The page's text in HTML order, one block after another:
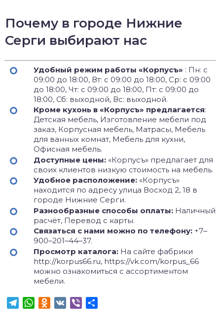
Почему в городе Нижние
Серги выбирают нас
Удобный режим работы «Корпусъ» : Пн: с
09:00 до 18:00, Вт: с 09:00 до 18:00, Ср: с 09:00
до 18:00, Чт: с 09:00 до 18:00, Пт: с 09:00 до
18:00, Сб: выходной, Вс: выходной.
Кроме кухонь в «Корпусъ» предлагается:
Детская мебель, Изготовление мебели под
заказ, Корпусная мебель, Матрасы, Мебель
для ванных комнат, Мебель для кухни,
Офисная мебель.
Доступные цены: «Корпусъ» предлагает для
своих клиентов низкую стоимость на мебель.
Удобное расположение: «Корпусъ»
находится по адресу улица Восход 2, 18 в
городе Нижние Серги.
Разнообразные способы оплаты: Наличный
расчёт, Перевод с карты.
Связаться с нами можно по телефону: +7‒
900‒201‒44‒37.
Просмотр каталога: На сайте фабрики
http://korpus66.ru, https://vk.com/korpus_66
можно ознакомиться с ассортиментом
мебели.
TelegramWhatsApp
Odnoklassniki
VK Viber